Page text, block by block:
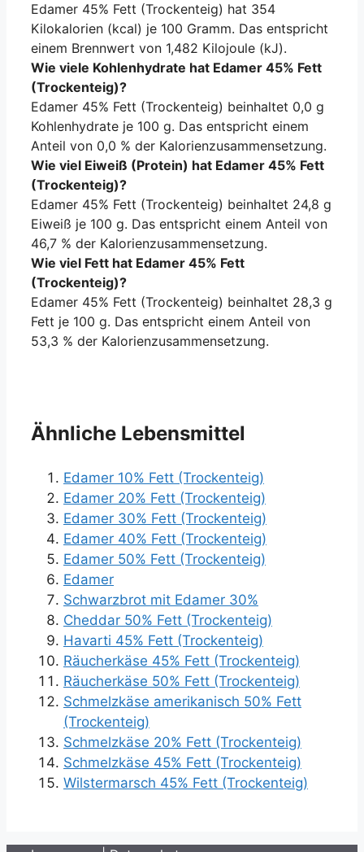
Edamer 45% Fett (Trockenteig) hat 354
Kilokalorien (kcal) je 100 Gramm. Das entspricht
einem Brennwert von 1,482 Kilojoule (kJ).
Wie viele Kohlenhydrate hat Edamer 45% Fett
(Trockenteig)?
Edamer 45% Fett (Trockenteig) beinhaltet 0,0 g
Kohlenhydrate je 100 g. Das entspricht einem
Anteil von 0,0 % der Kalorien­zusammensetzung.
Wie viel Eiweiß (Protein) hat Edamer 45% Fett
(Trockenteig)?
Edamer 45% Fett (Trockenteig) beinhaltet 24,8 g
Eiweiß je 100 g. Das entspricht einem Anteil von
46,7 % der Kalorien­zusammensetzung.
Wie viel Fett hat Edamer 45% Fett
(Trockenteig)?
Edamer 45% Fett (Trockenteig) beinhaltet 28,3 g
Fett je 100 g. Das entspricht einem Anteil von
53,3 % der Kalorien­zusammensetzung.
Ähnliche Lebensmittel
Edamer 10% Fett (Trockenteig)
Edamer 20% Fett (Trockenteig)
Edamer 30% Fett (Trockenteig)
Edamer 40% Fett (Trockenteig)
Edamer 50% Fett (Trockenteig)
Edamer
Schwarzbrot mit Edamer 30%
Cheddar 50% Fett (Trockenteig)
Havarti 45% Fett (Trockenteig)
Räucherkäse 45% Fett (Trockenteig)
Räucherkäse 50% Fett (Trockenteig)
Schmelzkäse amerikanisch 50% Fett
(Trockenteig)
Schmelzkäse 20% Fett (Trockenteig)
Schmelzkäse 45% Fett (Trockenteig)
Wilstermarsch 45% Fett (Trockenteig)